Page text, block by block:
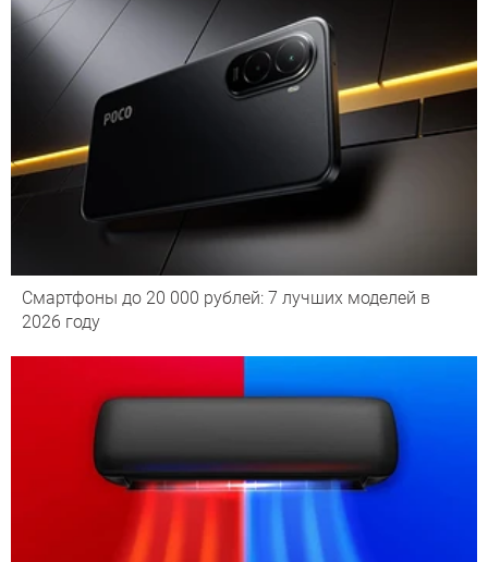
Смартфоны до 20 000 рублей: 7 лучших моделей в
2026 году